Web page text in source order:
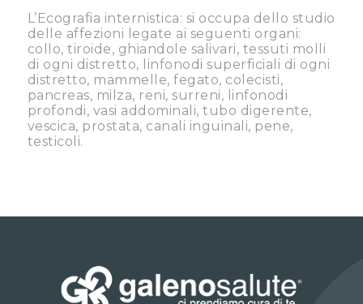
STAFF
MEDICI
MEDICINA
ESTETICA
NEWS
CONTATTI
L’Ecografia internistica: si occupa dello studio
delle affezioni legate ai seguenti organi:
collo, tiroide, ghiandole salivari, tessuti molli
di ogni distretto, linfonodi superficiali di ogni
distretto, mammelle, fegato, colecisti,
pancreas, milza, reni, surreni, linfonodi
profondi, vasi addominali, tubo digerente,
vescica, prostata, canali inguinali, pene,
testicoli.